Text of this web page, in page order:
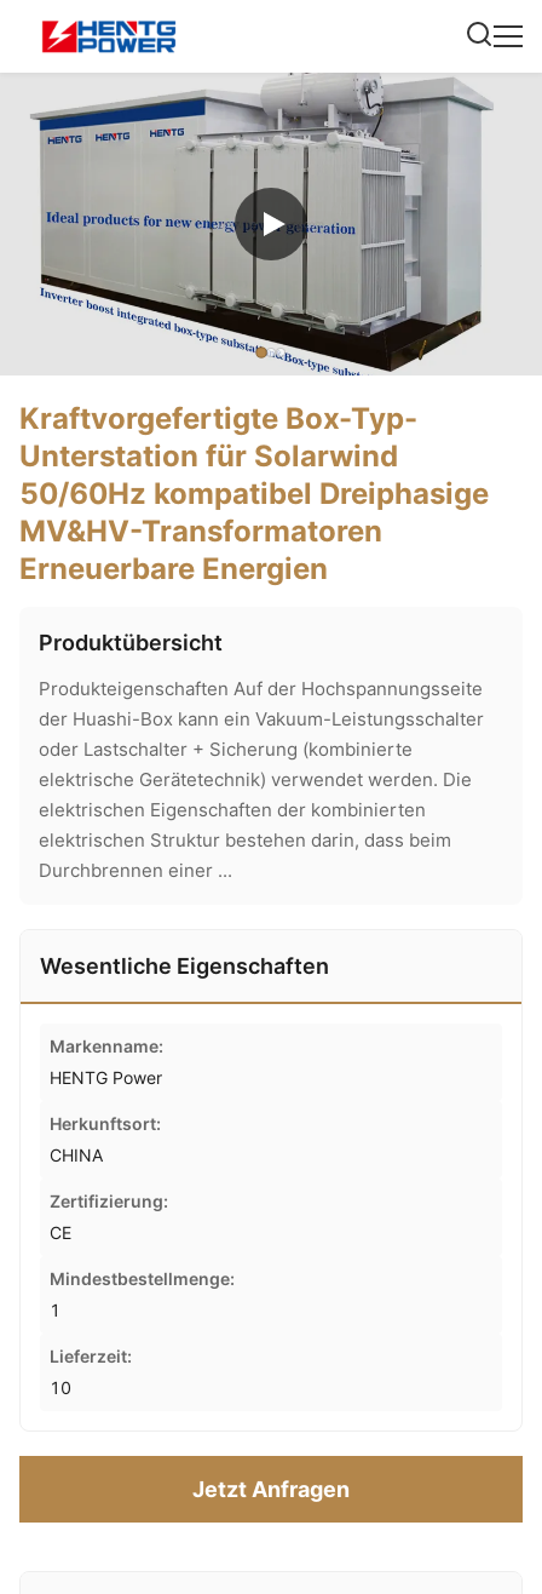
Kraftvorgefertigte Box-Typ-
Unterstation für Solarwind
50/60Hz kompatibel Dreiphasige
MV&HV-Transformatoren
Erneuerbare Energien
Produktübersicht
Produkteigenschaften Auf der Hochspannungsseite
der Huashi-Box kann ein Vakuum-Leistungsschalter
oder Lastschalter + Sicherung (kombinierte
elektrische Gerätetechnik) verwendet werden. Die
elektrischen Eigenschaften der kombinierten
elektrischen Struktur bestehen darin, dass beim
Durchbrennen einer ...
Wesentliche Eigenschaften
Markenname:
HENTG Power
Herkunftsort:
CHINA
Zertifizierung:
CE
Mindestbestellmenge:
1
Lieferzeit:
10
Jetzt Anfragen